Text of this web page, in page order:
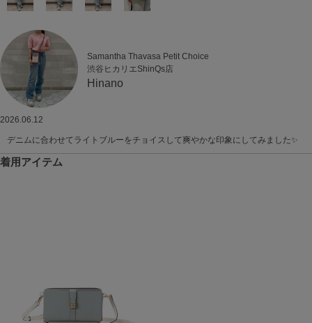
Samantha Thavasa Petit Choice
渋谷ヒカリエShinQs店
Hinano
2026.06.12
デニムに合わせてライトブルーをチョイスして爽やかな印象にしてみました✨
着用アイテム